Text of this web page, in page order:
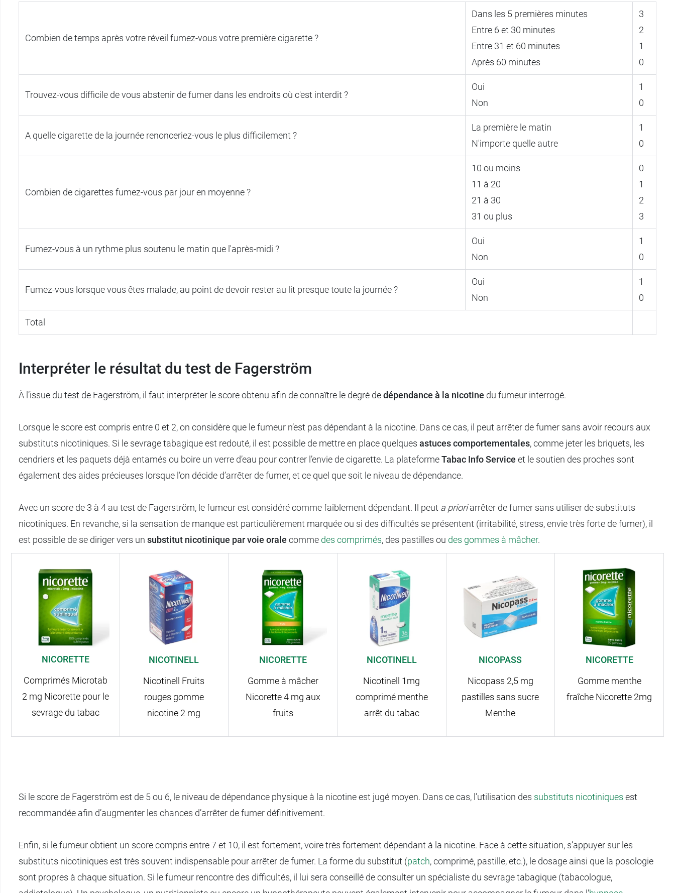
Combien de temps après votre réveil fumez-vous votre première cigarette ?
Dans les 5 premières minutes
Entre 6 et 30 minutes
Entre 31 et 60 minutes
Après 60 minutes
3
2
1
0
Trouvez-vous difficile de vous abstenir de fumer dans les endroits où c'est interdit ?
Oui
Non
1
0
A quelle cigarette de la journée renonceriez-vous le plus difficilement ?
La première le matin
N'importe quelle autre
1
0
Combien de cigarettes fumez-vous par jour en moyenne ?
10 ou moins
11 à 20
21 à 30
31 ou plus
0
1
2
3
Fumez-vous à un rythme plus soutenu le matin que l'après-midi ?
Oui
Non
1
0
Fumez-vous lorsque vous êtes malade, au point de devoir rester au lit presque toute la journée ?
Oui
Non
1
0
Total
Interpréter le résultat du test de Fagerström
À l’issue du test de Fagerström, il faut interpréter le score obtenu afin de connaître le degré dedépendance à la nicotine du fumeur interrogé.
Lorsque le score est compris entre 0 et 2, on considère que le fumeur n’est pas dépendant à la nicotine. Dans ce cas, il peut arrêter de fumer sans avoir recours aux
substituts nicotiniques. Si le sevrage tabagique est redouté, il est possible de mettre en place quelques astuces comportementales, comme jeter les briquets, les
cendriers et les paquets déjà entamés ou boire un verre d’eau pour contrer l’envie de cigarette. La plateformeTabac Info Service et le soutien des proches sont
également des aides précieuses lorsque l’on décide d’arrêter de fumer, et ce quel que soit le niveau de dépendance.
Avec un score de 3 à 4 au test de Fagerström, le fumeur est considéré comme faiblement dépendant. Il peut a prioriarrêter de fumer sans utiliser de substituts
nicotiniques. En revanche, si la sensation de manque est particulièrement marquée ou si des difficultés se présentent (irritabilité, stress, envie très forte de fumer), il
est possible de se diriger vers un substitut nicotinique par voie orale comme des comprimés, des pastilles ou des gommes à mâcher.
NICORETTE
Comprimés Microtab
2 mg Nicorette pour le
sevrage du tabac
NICOTINELL
Nicotinell Fruits
rouges gomme
nicotine 2 mg
NICORETTE
Gomme à mâcher
Nicorette 4 mg aux
fruits
NICOTINELL
Nicotinell 1mg
comprimé menthe
arrêt du tabac
NICOPASS
Nicopass 2,5 mg
pastilles sans sucre
Menthe
NICORETTE
Gomme menthe
fraîche Nicorette 2mg
Si le score de Fagerström est de 5 ou 6, le niveau de dépendance physique à la nicotine est jugé moyen. Dans ce cas, l’utilisation des substituts nicotiniques est
recommandée afin d’augmenter les chances d’arrêter de fumer définitivement.
Enfin, si le fumeur obtient un score compris entre 7 et 10, il est fortement, voire très fortement dépendant à la nicotine. Face à cette situation, s’appuyer sur les
substituts nicotiniques est très souvent indispensable pour arrêter de fumer. La forme du substitut (patch, comprimé, pastille, etc.), le dosage ainsi que la posologie
sont propres à chaque situation. Si le fumeur rencontre des difficultés, il lui sera conseillé de consulter un spécialiste du sevrage tabagique (tabacologue,